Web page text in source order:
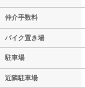
仲介手数料
バイク置き場
駐車場
近隣駐車場